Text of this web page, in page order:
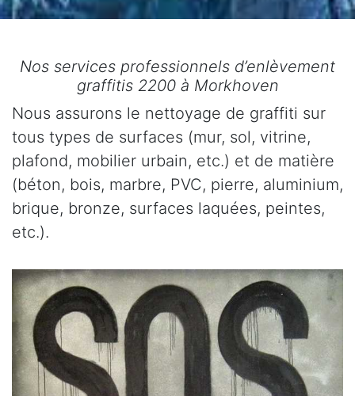
Nos services professionnels d’enlèvement
graffitis 2200 à Morkhoven
Nous assurons le nettoyage de graffiti sur
tous types de surfaces (mur, sol, vitrine,
plafond, mobilier urbain, etc.) et de matière
(béton, bois, marbre, PVC, pierre, aluminium,
brique, bronze, surfaces laquées, peintes,
etc.).